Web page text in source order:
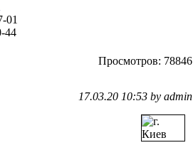
01
44
Просмотров: 78846
17.03.20 10:53 by admin